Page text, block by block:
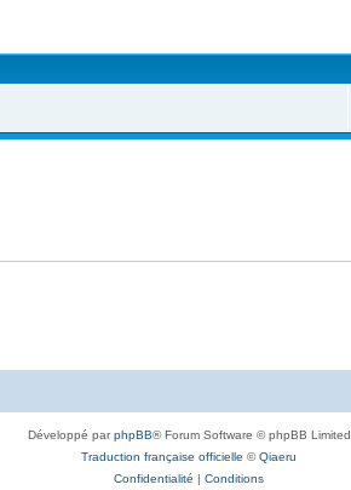
Développé parphpBB® Forum Software © phpBB Limited
Traduction française officielle ©Qiaeru
Confidentialité | Conditions